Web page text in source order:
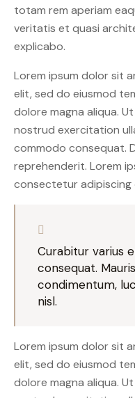
totam rem aperiam
veritatis et quasi
explicabo.
Lorem ipsum dolor sit
elit, sed do eiusmod
dolore magna aliqua.
nostrud exercitation
commodo consequat.
reprehenderit. Lorem
consectetur adipiscing
Curabitur varius
consequat.
condimentum,
nisl.
Lorem ipsum dolor sit
elit, sed do eiusmod
dolore magna aliqua.